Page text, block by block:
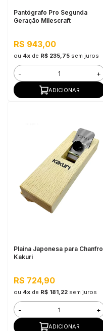
Pantógrafo Pro Segunda
Geração Milescraft
R$ 943,00
ou 4xde R$ 235,75 sem juros
- +
ADICIONAR
Plaina Japonesa para Chanfro
Kakuri
R$ 724,90
ou 4xde R$ 181,22 sem juros
- +
ADICIONAR